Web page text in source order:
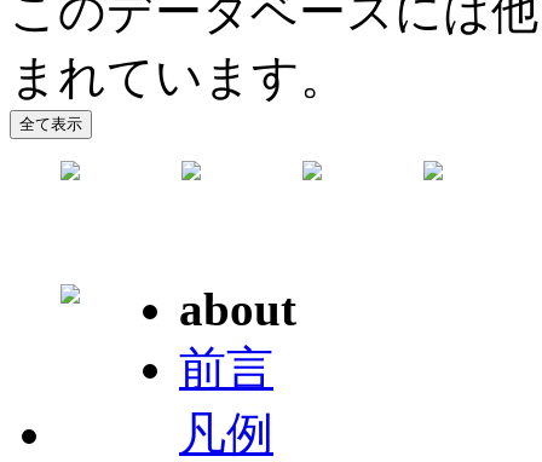
このデータベースには
まれています。
about
前言
凡例